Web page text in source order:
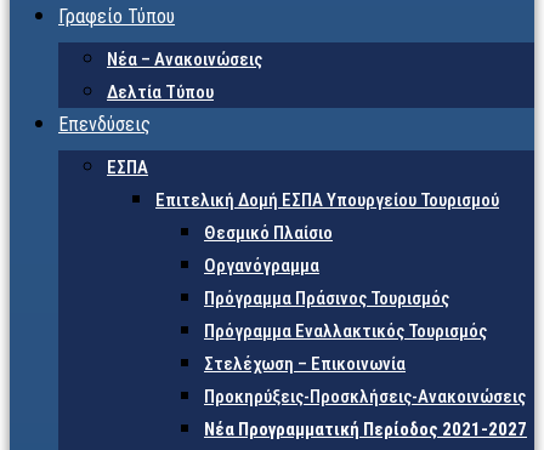
Γραφείο Τύπου
Νέα – Ανακοινώσεις
Δελτία Τύπου
Επενδύσεις
ΕΣΠΑ
Επιτελική Δομή ΕΣΠΑ Υπουργείου Τουρισμού
Θεσμικό Πλαίσιο
Οργανόγραμμα
Πρόγραμμα Πράσινος Τουρισμός
Πρόγραμμα Εναλλακτικός Τουρισμός
Στελέχωση – Επικοινωνία
Προκηρύξεις-Προσκλήσεις-Ανακοινώσεις
Νέα Προγραμματική Περίοδος 2021-2027